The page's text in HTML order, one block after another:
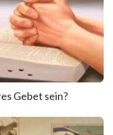
Gebet sein?